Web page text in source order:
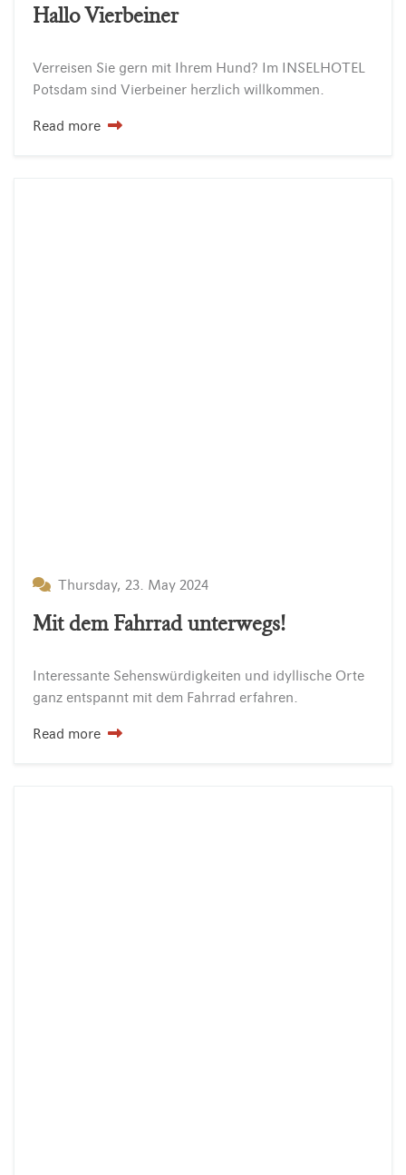
Hallo Vierbeiner
Verreisen Sie gern mit Ihrem Hund? Im INSELHOTEL
Potsdam sind Vierbeiner herzlich willkommen.
Read more
Thursday, 23. May 2024
Mit dem Fahrrad unterwegs!
Interessante Sehenswürdigkeiten und idyllische Orte
ganz entspannt mit dem Fahrrad erfahren.
Read more